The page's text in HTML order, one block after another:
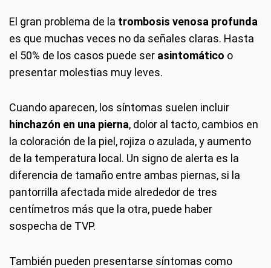
El gran problema de la trombosis venosa profunda
es que muchas veces no da señales claras. Hasta
el 50% de los casos puede ser asintomático o
presentar molestias muy leves.
Cuando aparecen, los síntomas suelen incluir
hinchazón en una pierna, dolor al tacto, cambios en
la coloración de la piel, rojiza o azulada, y aumento
de la temperatura local. Un signo de alerta es la
diferencia de tamaño entre ambas piernas, si la
pantorrilla afectada mide alrededor de tres
centímetros más que la otra, puede haber
sospecha de TVP.
También pueden presentarse síntomas como